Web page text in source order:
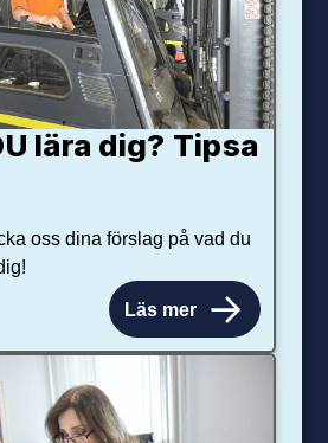
lära dig? Tipsa
oss dina förslag på vad du
Läs mer